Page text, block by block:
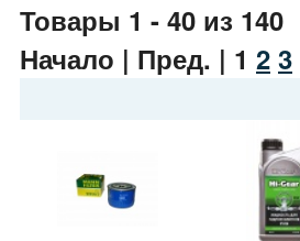
Товары 1 - 40 из 140
Начало | Пред. | 1 2 3